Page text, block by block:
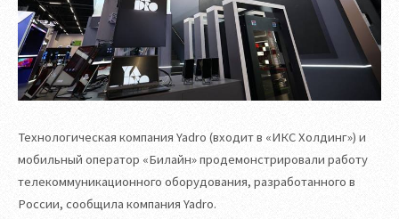
Технологическая компания Yadro (входит в «ИКС Холдинг») и
мобильный оператор «Билайн» продемонстрировали работу
телекоммуникационного оборудования, разработанного в
России, сообщила компания Yadro.